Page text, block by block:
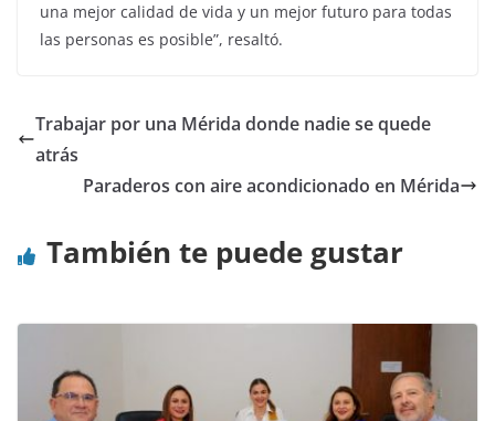
una mejor calidad de vida y un mejor futuro para todas
las personas es posible”, resaltó.
Trabajar por una Mérida donde nadie se quede
atrás
Paraderos con aire acondicionado en Mérida
También te puede gustar